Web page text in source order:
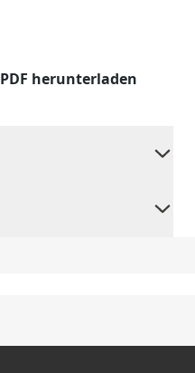
PDF herunterladen